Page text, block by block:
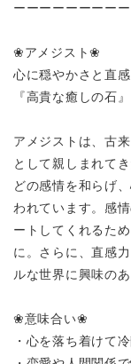
ーーーーーーーー
❀アメジスト❀
心に穏やかさと直
『高貴な癒しの石』
アメジストは、古
として親しまれて
どの感情を和らげ
われています。感
ートしてくれるた
に。さらに、直感
ルな世界に興味の
❀意味合い❀
・心を落ち着けて